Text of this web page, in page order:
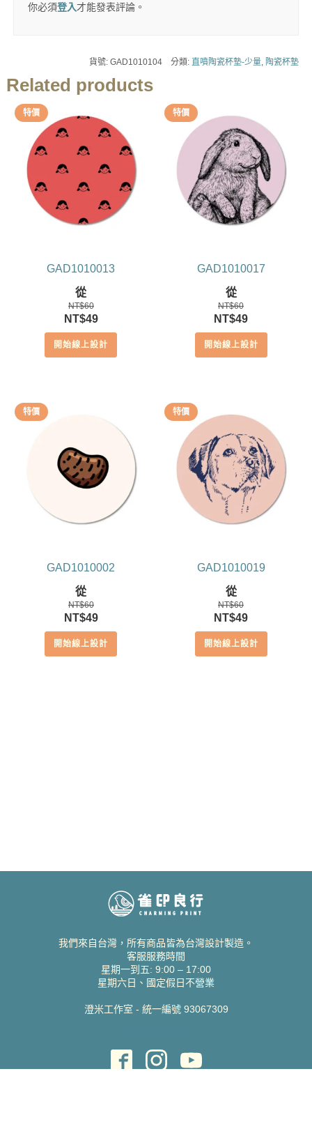
你必須登入才能發表評論。
貨號:GAD1010104 分類: 直噴陶瓷杯墊-少量 陶瓷杯墊
Related products
特價
GAD1010013
從
NT$60
原
始
價
NT$49目
前
價
開始線上設計
特價
GAD1010017
從
NT$60
原
始
價
NT$49目
前
價
開始線上設計
特價
GAD1010002
從
NT$60
原
始
價
NT$49目
前
價
開始線上設計
特價
GAD1010019
從
NT$60
原
始
價
NT$49目
前
價
開始線上設計
我們來自台灣，所有商品皆為台灣設計製造。
客服服務時間
星期一到五: 9:00 – 17:00
星期六日、國定假日不營業
澄米工作室 - 統一編號 93067309